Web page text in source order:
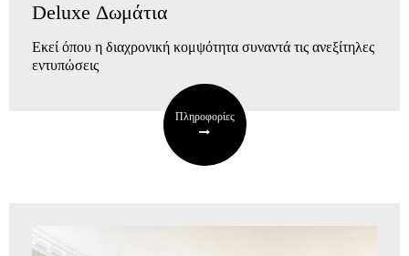
Deluxe Δωμάτια
Εκεί όπου η διαχρονική κομψότητα συναντά τις ανεξίτηλες
εντυπώσεις
Πληροφορίες